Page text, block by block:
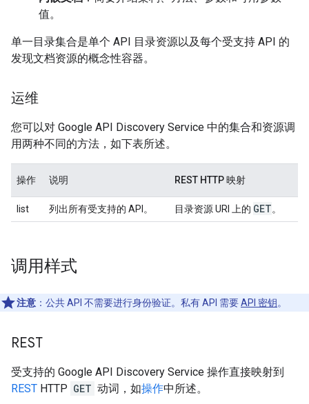
值。
单一目录集合是单个 API 目录资源以及每个受支持 API 的
发现文档资源的概念性容器。
运维
您可以对 Google API Discovery Service 中的集合和资源调
用两种不同的方法，如下表所述。
操作 说明 REST HTTP 映射
list 列出所有受支持的 API。 目录资源 URI 上的 GET。
调用样式
注意 ：公共 API 不需要进行身份验证。私有 API 需要API 密钥。
REST
受支持的 Google API Discovery Service 操作直接映射到
REST HTTP GET 动词，如操作中所述。